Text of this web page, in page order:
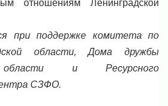
отношениям Ленинградской
при поддержке комитета по
области, Дома дружбы
области и Ресурсного
СЗФО.